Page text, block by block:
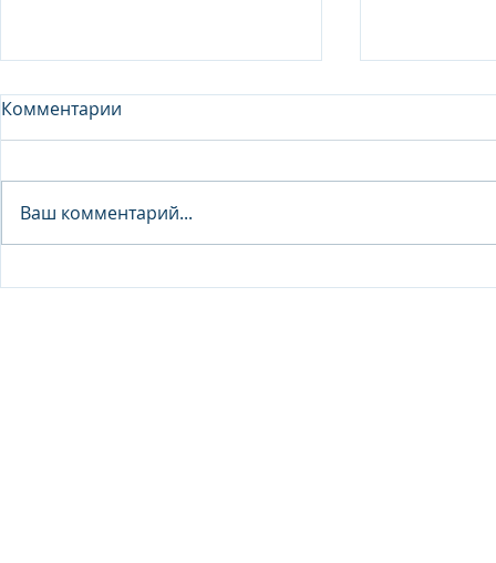
Junior Analyst / Analyst -
Комментарии
Ваш комментарий...